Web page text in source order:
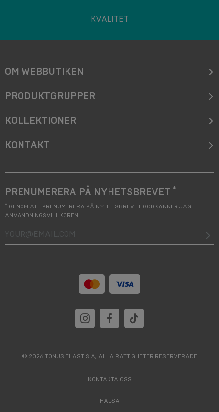
KVALITET
OM WEBBUTIKEN
PRODUKTGRUPPER
KOLLEKTIONER
KONTAKT
PRENUMERERA PÅ NYHETSBREVET *
* GENOM ATT PRENUMERERA PÅ NYHETSBREVET GODKÄNNER JAG
ANVÄNDNINGSVILLKOREN
your@email.com
© 2026 TONUS ELAST SIA, ALLA RÄTTIGHETER RESERVERADE
KONTAKTA OSS
HÄLSA